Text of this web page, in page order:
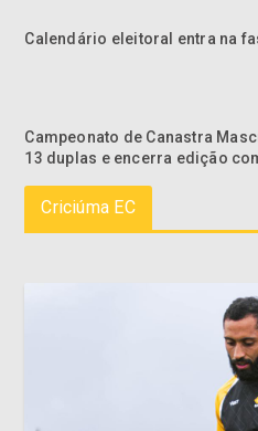
Calendário eleitoral entra na
Campeonato de Canastra
13 duplas e encerra edição
Criciúma EC